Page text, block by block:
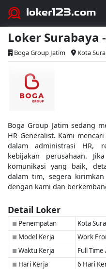
loker123.com
Loker Surabaya -
Boga Group Jatim Kota
Boga Group Jatim sedang
HR Generalist. Kami
dalam administrasi HR,
kebijakan perusahaan.
komunikasi yang baik,
dalam tim, segera
dengan kami dan
Detail Loker
■ Penempatan Kota
■ Model Kerja Work
■ Waktu Kerja Full
■ Hari Kerja 6 Hari